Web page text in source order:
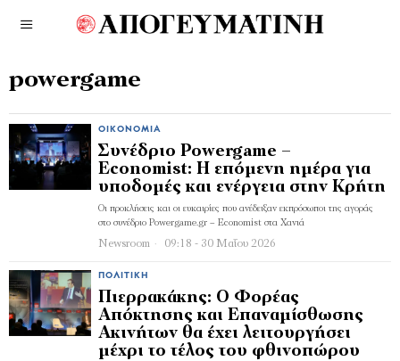
powergame
ΟΙΚΟΝΟΜΊΑ
Συνέδριο Powergame –
Economist: Η επόμενη ημέρα για
υποδομές και ενέργεια στην Κρήτη
Οι προκλήσεις και οι ευκαιρίες που ανέδειξαν εκπρόσωποι της αγοράς
στο συνέδριο Powergame.gr – Economist στα Χανιά
Newsroom 09:18 - 30 Μαΐου 2026
ΠΟΛΙΤΙΚΉ
Πιερρακάκης: Ο Φορέας
Απόκτησης και Επαναμίσθωσης
Ακινήτων θα έχει λειτουργήσει
μέχρι το τέλος του φθινοπώρου